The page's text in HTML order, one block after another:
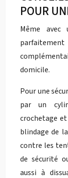
POUR
Même avec
domicile.
Pour une
par un
crochetage
blindage de
contre les
de sécurité
aussi à